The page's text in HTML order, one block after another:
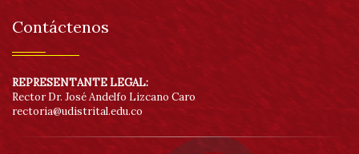
Contáctenos
REPRESENTANTE LEGAL:
Rector Dr. José Andelfo Lizcano Caro
rectoria@udistrital.edu.co